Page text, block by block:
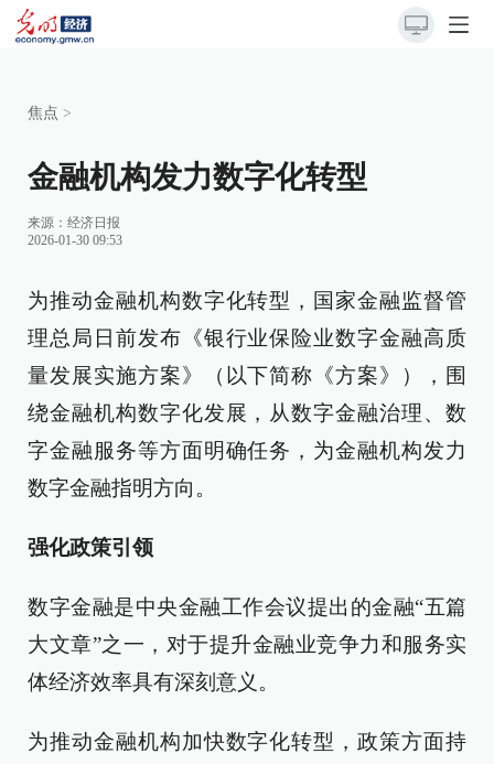
焦点 >
金融机构发力数字化转型
来源： 经济日报
2026-01-30 09:53
为推动金融机构数字化转型，国家金融监督管
理总局日前发布《银行业保险业数字金融高质
量发展实施方案》（以下简称《方案》），围
绕金融机构数字化发展，从数字金融治理、数
字金融服务等方面明确任务，为金融机构发力
数字金融指明方向。
强化政策引领
数字金融是中央金融工作会议提出的金融“五篇
大文章”之一，对于提升金融业竞争力和服务实
体经济效率具有深刻意义。
为推动金融机构加快数字化转型，政策方面持